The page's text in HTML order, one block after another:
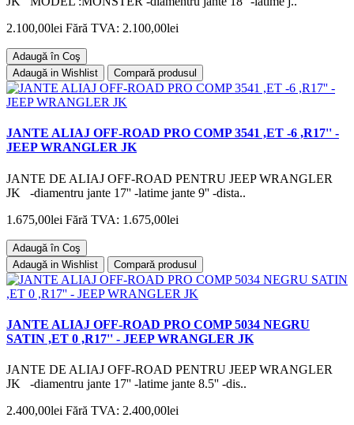
2.100,00lei Fără TVA: 2.100,00lei
Adaugă în Coş
Adaugă in Wishlist
Compară produsul
JANTE ALIAJ OFF-ROAD PRO COMP 3541 ,ET -6 ,R17'' -
JEEP WRANGLER JK
JANTE DE ALIAJ OFF-ROAD PENTRU JEEP WRANGLER
JK -diamentru jante 17'' -latime jante 9'' -dista..
1.675,00lei Fără TVA: 1.675,00lei
Adaugă în Coş
Adaugă in Wishlist
Compară produsul
JANTE ALIAJ OFF-ROAD PRO COMP 5034 NEGRU
SATIN ,ET 0 ,R17'' - JEEP WRANGLER JK
JANTE DE ALIAJ OFF-ROAD PENTRU JEEP WRANGLER
JK -diamentru jante 17'' -latime jante 8.5'' -dis..
2.400,00lei Fără TVA: 2.400,00lei